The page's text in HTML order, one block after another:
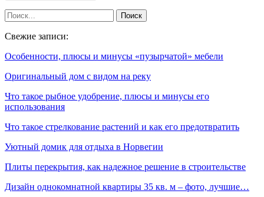
Свежие записи:
Особенности, плюсы и минусы «пузырчатой» мебели
Оригинальный дом с видом на реку
Что такое рыбное удобрение, плюсы и минусы его
использования
Что такое стрелкование растений и как его предотвратить
Уютный домик для отдыха в Норвегии
Плиты перекрытия, как надежное решение в строительстве
Дизайн однокомнатной квартиры 35 кв. м – фото, лучшие…